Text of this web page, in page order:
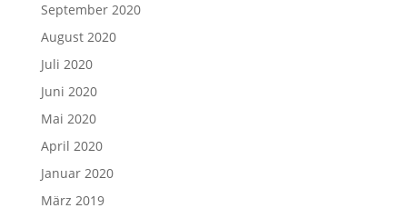
September 2020
August 2020
Juli 2020
Juni 2020
Mai 2020
April 2020
Januar 2020
März 2019